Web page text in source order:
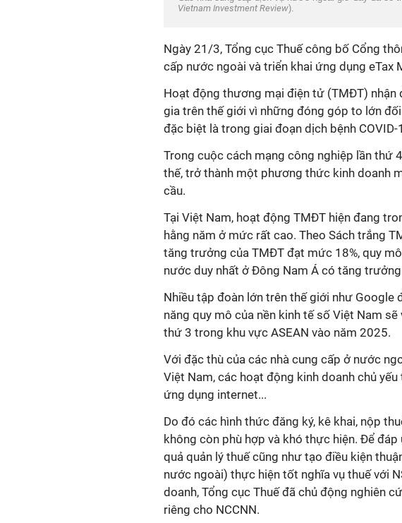
Vietnam Investment Review).
Ngày 21/3, Tổng cục Thuế công bố Cổng
cấp nước ngoài và triển khai ứng dụng eTax
Hoạt động thương mại điện tử (TMĐT)
gia trên thế giới vì những đóng góp to lớn
đặc biệt là trong giai đoạn dịch bệnh
Trong cuộc cách mạng công nghiệp lần thứ
thế, trở thành một phương thức kinh doanh
cầu.
Tại Việt Nam, hoạt động TMĐT hiện đang
hằng năm ở mức rất cao. Theo Sách trắng
tăng trưởng của TMĐT đạt mức 18%, quy
nước duy nhất ở Đông Nam Á có tăng
Nhiều tập đoàn lớn trên thế giới như Google
năng quy mô của nền kinh tế số Việt Nam
thứ 3 trong khu vực ASEAN vào năm 2025.
Với đặc thù của các nhà cung cấp ở nước
Việt Nam, các hoạt động kinh doanh chủ
ứng dụng internet...
Do đó các hình thức đăng ký, kê khai, nộp
không còn phù hợp và khó thực hiện. Để
quả quản lý thuế cũng như tạo điều kiện
nước ngoài) thực hiện tốt nghĩa vụ thuế với
doanh, Tổng cục Thuế đã chủ động nghiên
riêng cho NCCNN.